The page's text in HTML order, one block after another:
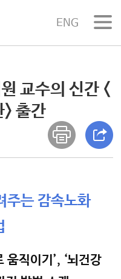
ENG
교수의 신간 <
출간
주는 감속노화
움직이기’, ‘뇌건강